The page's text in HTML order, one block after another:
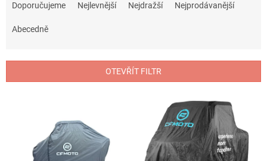
r
Doporučujeme Nejlevnější Nejdražší Nejprodávanější
Abecedně
OTEVŘÍT FILTR